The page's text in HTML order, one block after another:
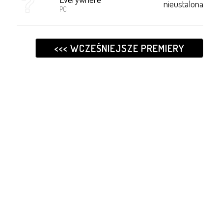
PC nieustalona
<<< WCZEŚNIEJSZE PREMIERY